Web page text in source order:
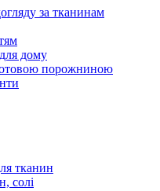
за тканинам
дому
порожниною
тканин
солі